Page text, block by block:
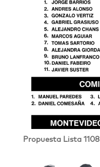
Propuesta Lista 1108